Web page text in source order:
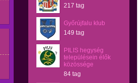
217 tag
Győrújfalu klub
149 tag
PILIS hegység
településein élők
közössége
84 tag